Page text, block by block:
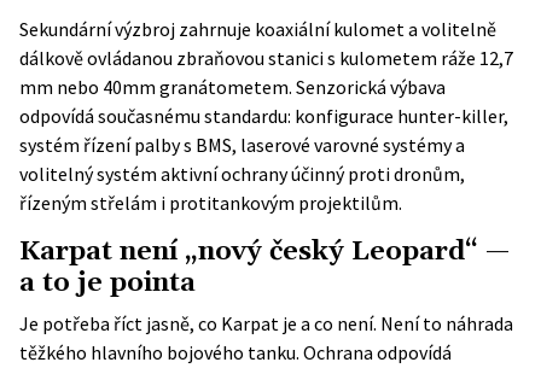
Sekundární výzbroj zahrnuje koaxiální kulomet a volitelně
dálkově ovládanou zbraňovou stanici s kulometem ráže 12,7
mm nebo 40mm granátometem. Senzorická výbava
odpovídá současnému standardu: konfigurace hunter-killer,
systém řízení palby s BMS, laserové varovné systémy a
volitelný systém aktivní ochrany účinný proti dronům,
řízeným střelám i protitankovým projektilům.
Karpat není „nový český Leopard“ —
a to je pointa
Je potřeba říct jasně, co Karpat je a co není. Není to náhrada
těžkého hlavního bojového tanku. Ochrana odpovídá